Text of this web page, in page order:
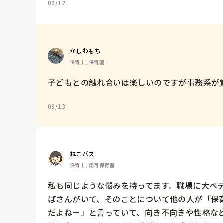
09/12
かしわもち
保育士, 保育園
子どもとの触れ合いは楽しいのですが事務系
09/13
ねこバス
保育士, 認可保育園
私も同じような悩みを持ってます。職場に大
ばさんがいて、そのことについて他の人が「
だよねー」と言っていて、向き不向きや性格